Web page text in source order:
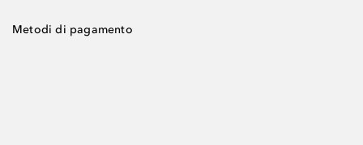
Metodi di pagamento